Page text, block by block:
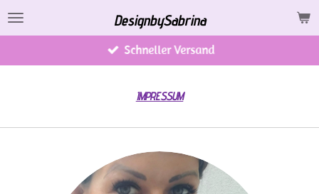
Zum
Hauptinhalt
DesignbySabrina
Schneller Versand
IMPRESSUM